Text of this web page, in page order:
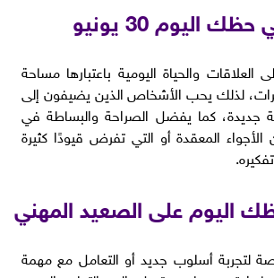
اليوم 30 يونيو
والحياة اليومية باعتبارها مساحة
لذلك يحب الأشخاص الذين يضيفون إلى
جديدة، كما يفضل الصراحة والبساطة في
الأجواء المعقدة أو التي تفرض قيودًا كثيرة
اليوم على الصعيد المهني
لتجربة أسلوب جديد أو التعامل مع مهمة